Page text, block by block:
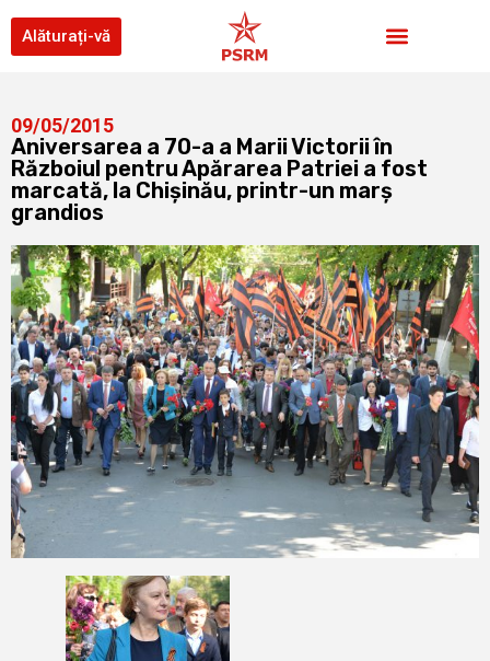
Alăturați-vă
09/05/2015
Aniversarea a 70-a a Marii Victorii în
Războiul pentru Apărarea Patriei a fost
marcată, la Chişinău, printr-un marş
grandios